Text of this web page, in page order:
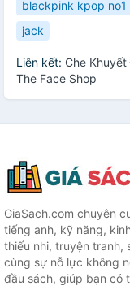
blackpink kpop no1
jack
Liên kết: Che
The Face Shop
GiaSach.com chuyên
tiếng anh, kỹ năng,
thiếu nhi, truyện tranh,
cùng sự nỗ lực không
đầu sách, giúp bạn có